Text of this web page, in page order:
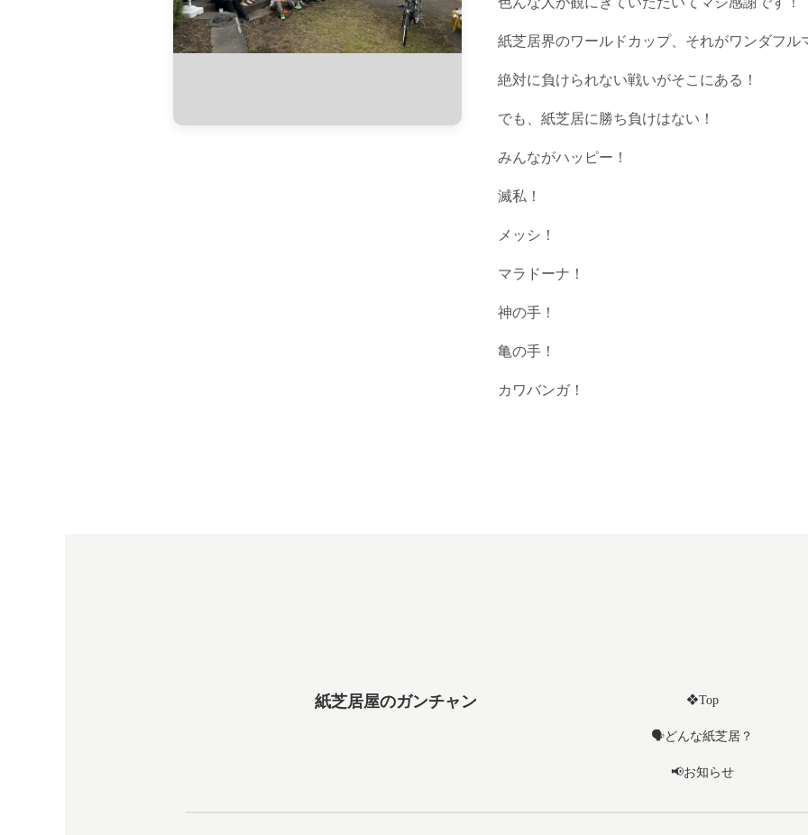
紙芝居界のワールドカップ、それがワンダフル
絶対に負けられない戦いがそこにある！
でも、紙芝居に勝ち負けはない！
みんながハッピー！
滅私！
メッシ！
マラドーナ！
神の手！
亀の手！
カワバンガ！
紙芝居屋のガンチャン ❖Top
🗣️どんな紙芝居？
📢お知らせ